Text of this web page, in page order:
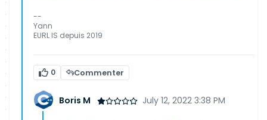
--
Yann
EURL IS depuis 2019
0 Commenter
Boris M July 12, 2022 3:38 PM